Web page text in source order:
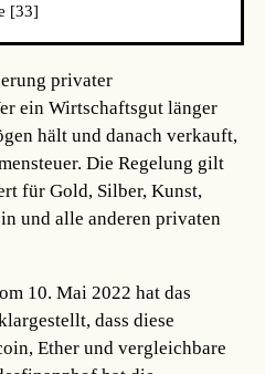
[33]
privater
ein Wirtschaftsgut länger
hält und danach verkauft,
Die Regelung gilt
für Gold, Silber, Kunst,
und alle anderen privaten
10. Mai 2022 hat das
dass diese
Ether und vergleichbare